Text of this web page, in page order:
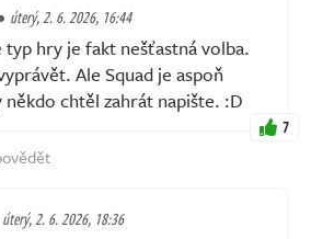
úterý, 2. 6. 2026, 16:44
hry je fakt nešťastná volba.
Ale Squad je aspoň
někdo chtěl zahrát napište. :D
7
úterý, 2. 6. 2026, 18:36